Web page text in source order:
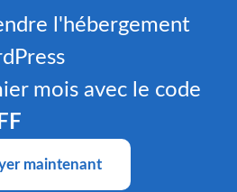
l'hébergement
mois avec le code
maintenant